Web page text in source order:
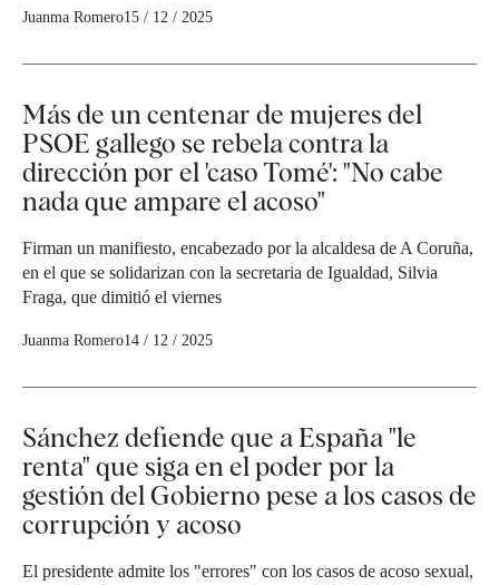
Juanma Romero15 / 12 / 2025
Más de un centenar de mujeres del
PSOE gallego se rebela contra la
dirección por el 'caso Tomé': "No cabe
nada que ampare el acoso"
Firman un manifiesto, encabezado por la alcaldesa de A Coruña,
en el que se solidarizan con la secretaria de Igualdad, Silvia
Fraga, que dimitió el viernes
Juanma Romero14 / 12 / 2025
Sánchez defiende que a España "le
renta" que siga en el poder por la
gestión del Gobierno pese a los casos de
corrupción y acoso
El presidente admite los "errores" con los casos de acoso sexual,